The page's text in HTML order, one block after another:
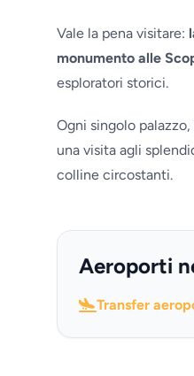
Vale la pena visitare:
monumento alle
esploratori storici.
Ogni singolo
una visita agli
colline circostanti.
Aeroporti
Transfer